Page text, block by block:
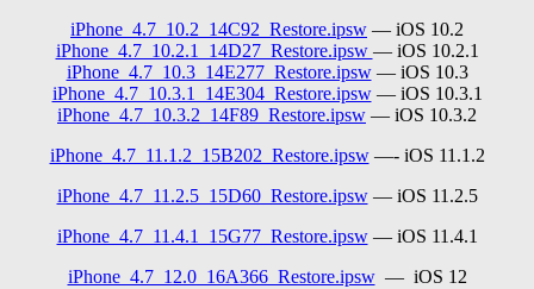
iPhone_4.7_10.2_14C92_Restore.ipsw — iOS 10.2
iPhone_4.7_10.2.1_14D27_Restore.ipsw — iOS 10.2.1
iPhone_4.7_10.3_14E277_Restore.ipsw— iOS 10.3
iPhone_4.7_10.3.1_14E304_Restore.ipsw— iOS 10.3.1
iPhone_4.7_10.3.2_14F89_Restore.ipsw — iOS 10.3.2
iPhone_4.7_11.1.2_15B202_Restore.ipsw—- iOS 11.1.2
iPhone_4.7_11.2.5_15D60_Restore.ipsw— iOS 11.2.5
iPhone_4.7_11.4.1_15G77_Restore.ipsw— iOS 11.4.1
iPhone_4.7_12.0_16A366_Restore.ipsw— iOS 12